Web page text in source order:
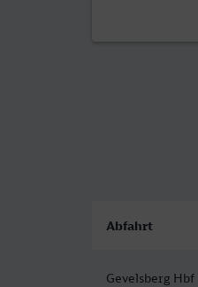
Abfahrt
Gevelsberg Hbf